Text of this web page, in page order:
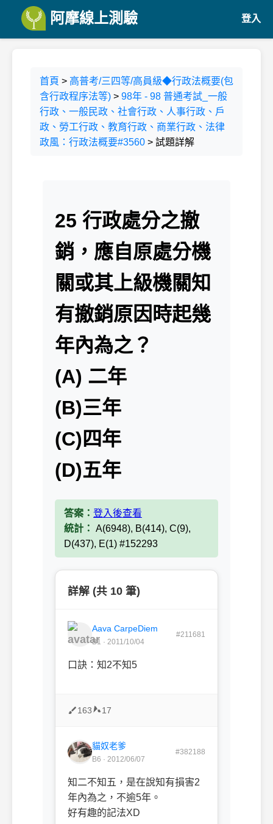
阿摩線上測驗 登入
首頁 > 高普考/三四等/高員級◆行政法概要(包
含行政程序法等) > 98年 - 98 普通考試_一般
行政、一般民政、社會行政、人事行政、戶
政、勞工行政、教育行政、商業行政、法律
政風：行政法概要#3560 > 試題詳解
25 行政處分之撤
銷，應自原處分機
關或其上級機關知
有撤銷原因時起幾
年內為之？
(A) 二年
(B)三年
(C)四年
(D)五年
答案： 登入後查看
統計： A(6948), B(414), C(9),
D(437), E(1) #152293
詳解 (共 10 筆)
Aava CarpeDiem
B1 · 2011/10/04
#211681
口訣：知2不知5
163 17
貓奴老爹
B6 · 2012/06/07
#382188
知二不知五，是在說知有損害2
年內為之，不逾5年。
好有趣的記法XD